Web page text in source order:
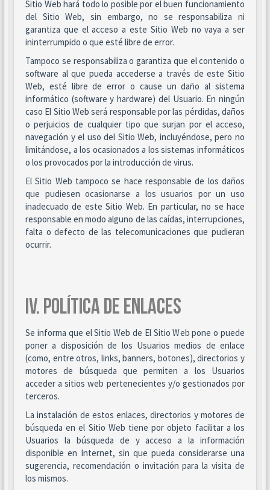
Sitio Web hará todo lo posible por el buen funcionamiento
del Sitio Web, sin embargo, no se responsabiliza ni
garantiza que el acceso a este Sitio Web no vaya a ser
ininterrumpido o que esté libre de error.
Tampoco se responsabiliza o garantiza que el contenido o
software al que pueda accederse a través de este Sitio
Web, esté libre de error o cause un daño al sistema
informático (software y hardware) del Usuario. En ningún
caso El Sitio Web será responsable por las pérdidas, daños
o perjuicios de cualquier tipo que surjan por el acceso,
navegación y el uso del Sitio Web, incluyéndose, pero no
limitándose, a los ocasionados a los sistemas informáticos
o los provocados por la introducción de virus.
El Sitio Web tampoco se hace responsable de los daños
que pudiesen ocasionarse a los usuarios por un uso
inadecuado de este Sitio Web. En particular, no se hace
responsable en modo alguno de las caídas, interrupciones,
falta o defecto de las telecomunicaciones que pudieran
ocurrir.
IV. POLÍTICA DE ENLACES
Se informa que el Sitio Web de El Sitio Web pone o puede
poner a disposición de los Usuarios medios de enlace
(como, entre otros, links, banners, botones), directorios y
motores de búsqueda que permiten a los Usuarios
acceder a sitios web pertenecientes y/o gestionados por
terceros.
La instalación de estos enlaces, directorios y motores de
búsqueda en el Sitio Web tiene por objeto facilitar a los
Usuarios la búsqueda de y acceso a la información
disponible en Internet, sin que pueda considerarse una
sugerencia, recomendación o invitación para la visita de
los mismos.